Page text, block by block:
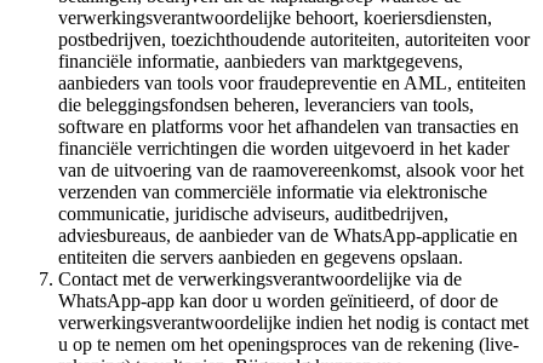
verwerkingsverantwoordelijke behoort, koeriersdiensten,
postbedrijven, toezichthoudende autoriteiten, autoriteiten voor
financiële informatie, aanbieders van marktgegevens,
aanbieders van tools voor fraudepreventie en AML, entiteiten
die beleggingsfondsen beheren, leveranciers van tools,
software en platforms voor het afhandelen van transacties en
financiële verrichtingen die worden uitgevoerd in het kader
van de uitvoering van de raamovereenkomst, alsook voor het
verzenden van commerciële informatie via elektronische
communicatie, juridische adviseurs, auditbedrijven,
adviesbureaus, de aanbieder van de WhatsApp-applicatie en
entiteiten die servers aanbieden en gegevens opslaan.
Contact met de verwerkingsverantwoordelijke via de
WhatsApp-app kan door u worden geïnitieerd, of door de
verwerkingsverantwoordelijke indien het nodig is contact met
u op te nemen om het openingsproces van de rekening (live-